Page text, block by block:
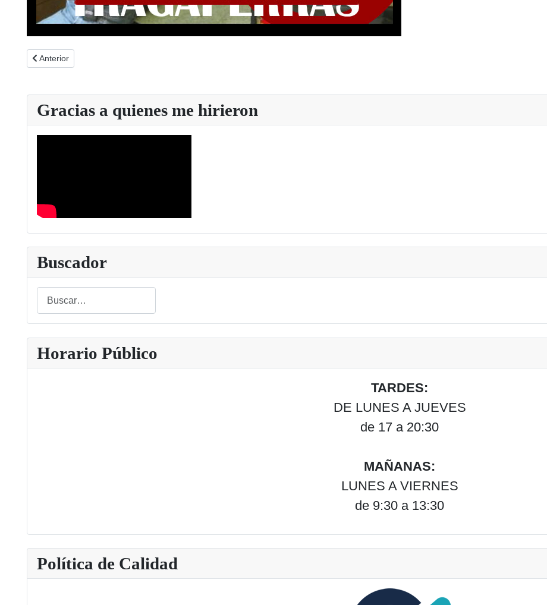
Artículo anterior: 24 Congreso de FEJAR en Pamplona
Anterior
Gracias a quienes me hirieron
Buscador
Buscar
Type 2 or more characters for results.
Horario Público
TARDES:
DE LUNES A JUEVES
de 17 a 20:30
MAÑANAS:
LUNES A VIERNES
de 9:30 a 13:30
Política de Calidad